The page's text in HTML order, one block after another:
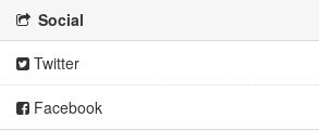
Social
Twitter
Facebook